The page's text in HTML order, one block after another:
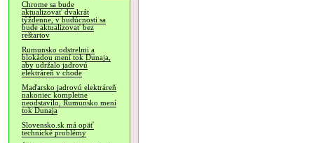
Chrome sa bude
aktualizovať dvakrát
týždenne, v budúcnosti sa
bude aktualizovať bez
reštartov
Rumunsko odstrelmi a
blokádou mení tok Dunaja,
aby udržalo jadrovú
elektráreň v chode
Maďarsko jadrovú elektráreň
nakoniec kompletne
neodstavilo, Rumunsko mení
tok Dunaja
Slovensko.sk má opäť
technické problémy